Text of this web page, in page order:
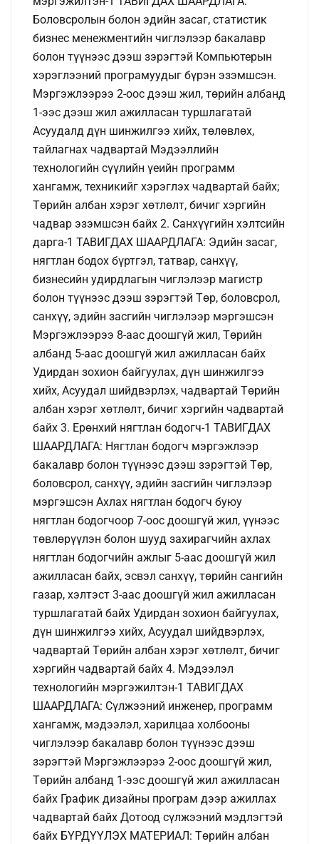
Боловсролын болон эдийн засаг, статистик
бизнес менежментийн чиглэлээр бакалавр
болон түүнээс дээш зэрэгтэй Компьютерын
хэрэглээний програмуудыг бүрэн эзэмшсэн.
Мэргэжлээрээ 2-оос дээш жил, төрийн албанд
1-ээс дээш жил ажилласан туршлагатай
Асуудалд дүн шинжилгээ хийх, төлөвлөх,
тайлагнах чадвартай Мэдээллийн
технологийн сүүлийн үеийн программ
хангамж, техникийг хэрэглэх чадвартай байх;
Төрийн албан хэрэг хөтлөлт, бичиг хэргийн
чадвар эзэмшсэн байх 2. Санхүүгийн хэлтсийн
дарга-1 ТАВИГДАХ ШААРДЛАГА: Эдийн засаг,
нягтлан бодох бүртгэл, татвар, санхүү,
бизнесийн удирдлагын чиглэлээр магистр
болон түүнээс дээш зэрэгтэй Төр, боловсрол,
санхүү, эдийн засгийн чиглэлээр мэргэшсэн
Мэргэжлээрээ 8-аас доошгүй жил, Төрийн
албанд 5-аас доошгүй жил ажилласан байх
Удирдан зохион байгуулах, дүн шинжилгээ
хийх, Асуудал шийдвэрлэх, чадвартай Төрийн
албан хэрэг хөтлөлт, бичиг хэргийн чадвартай
байх 3. Ерөнхий нягтлан бодогч-1 ТАВИГДАХ
ШААРДЛАГА: Нягтлан бодогч мэргэжлээр
бакалавр болон түүнээс дээш зэрэгтэй Төр,
боловсрол, санхүү, эдийн засгийн чиглэлээр
мэргэшсэн Ахлах нягтлан бодогч буюу
нягтлан бодогчоор 7-оос доошгүй жил, үүнээс
төвлөрүүлэн болон шууд захирагчийн ахлах
нягтлан бодогчийн ажлыг 5-аас доошгүй жил
ажилласан байх, эсвэл санхүү, төрийн сангийн
газар, хэлтэст 3-аас доошгүй жил ажилласан
туршлагатай байх Удирдан зохион байгуулах,
дүн шинжилгээ хийх, Асуудал шийдвэрлэх,
чадвартай Төрийн албан хэрэг хөтлөлт, бичиг
хэргийн чадвартай байх 4. Мэдээлэл
технологийн мэргэжилтэн-1 ТАВИГДАХ
ШААРДЛАГА: Сүлжээний инженер, программ
хангамж, мэдээлэл, харилцаа холбооны
чиглэлээр бакалавр болон түүнээс дээш
зэрэгтэй Мэргэжлээрээ 2-оос доошгүй жил,
Төрийн албанд 1-ээс доошгүй жил ажилласан
байх График дизайны програм дээр ажиллах
чадвартай байх Дотоод сүлжээний мэдлэгтэй
байх БҮРДҮҮЛЭХ МАТЕРИАЛ: Төрийн албан